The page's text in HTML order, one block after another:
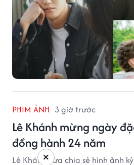
PHIM ẢNH 3 giờ trước
Lê Khánh mừng ngày
đồng hành 24 năm
Lê Khánh vừa chia sẻ hình ảnh
×